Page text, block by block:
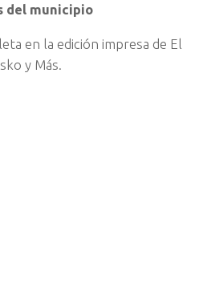
del municipio
en la edición impresa de El
y Más.